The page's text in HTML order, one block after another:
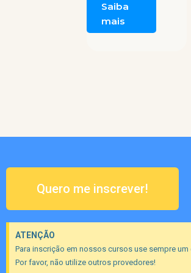
Saiba
mais
Quero me inscrever!
ATENÇÃO
Para inscrição em nossos cursos use sempre um
Por favor, não utilize outros provedores!